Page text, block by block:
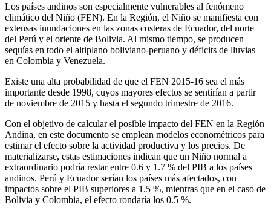
Los países andinos son especialmente vulnerables al fenómeno
climático del Niño (FEN). En la Región, el Niño se manifiesta con
extensas inundaciones en las zonas costeras de Ecuador, del norte
del Perú y el oriente de Bolivia. Al mismo tiempo, se producen
sequías en todo el altiplano boliviano-peruano y déficits de lluvias
en Colombia y Venezuela.
Existe una alta probabilidad de que el FEN 2015-16 sea el más
importante desde 1998, cuyos mayores efectos se sentirían a partir
de noviembre de 2015 y hasta el segundo trimestre de 2016.
Con el objetivo de calcular el posible impacto del FEN en la Región
Andina, en este documento se emplean modelos econométricos para
estimar el efecto sobre la actividad productiva y los precios. De
materializarse, estas estimaciones indican que un Niño normal a
extraordinario podría restar entre 0.6 y 1.7 % del PIB a los países
andinos. Perú y Ecuador serían los países más afectados, con
impactos sobre el PIB superiores a 1.5 %, mientras que en el caso de
Bolivia y Colombia, el efecto rondaría los 0.5 %.